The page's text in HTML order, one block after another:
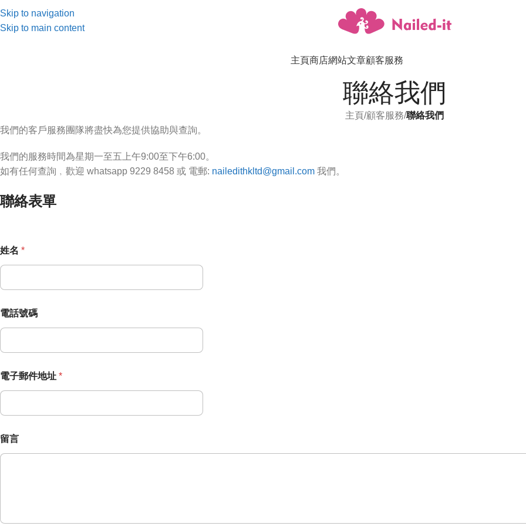
Skip to navigation
Skip to main content
主頁商店網站文章顧客服務
聯絡我們
主頁/顧客服務/聯絡我們
我們的客戶服務團隊將盡快為您提供協助與查詢。
我們的服務時間為星期一至五上午9:00至下午6:00。
如有任何查詢﹐歡迎 whatsapp 9229 8458 或 電郵: nailedithkltd@gmail.com 我們。
聯絡表單
姓名 *
電話號碼
電子郵件地址 *
留言